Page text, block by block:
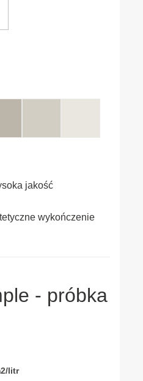
jakość
wykończenie
- próbka
litr